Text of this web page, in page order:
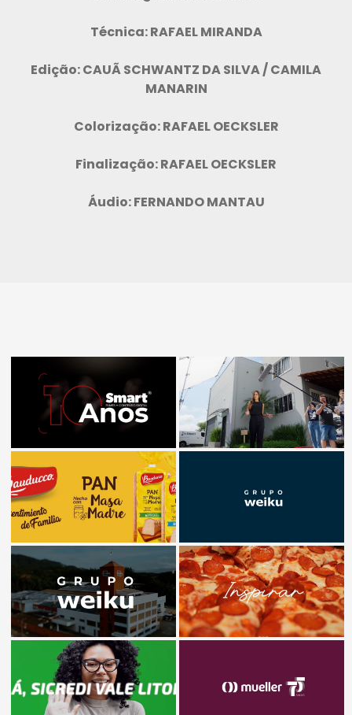
Técnica: RAFAEL MIRANDA
Edição: CAUÃ SCHWANTZ DA SILVA / CAMILA
MANARIN
Colorização: RAFAEL OECKSLER
Finalização: RAFAEL OECKSLER
Áudio: FERNANDO MANTAU